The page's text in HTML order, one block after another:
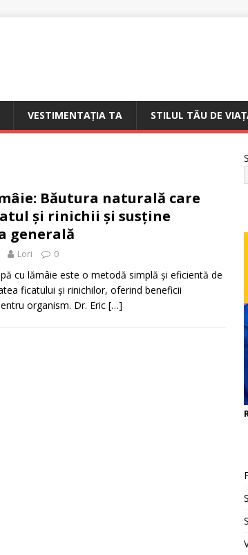
VESTIMENTAȚIA TA STILUL TĂU DE
Băutura naturală care
și rinichii și susține
generală
Lori 0
cu lămâie este o metodă simplă și eficientă de
ficatului și rinichilor, oferind beneficii
organism. Dr. Eric […]